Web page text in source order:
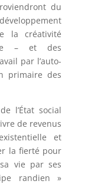
du
la créativité
– et des
par l’auto-
primaire des
l’État social
de revenus
et
la fierté pour
vie par ses
randien »